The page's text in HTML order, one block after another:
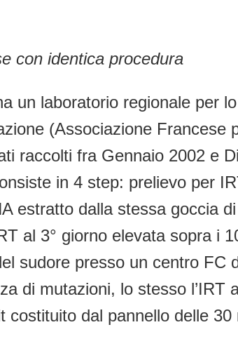
con identica procedura
un laboratorio regionale per
(Associazione Francese
raccolti fra Gennaio 2002 e
in 4 step: prelievo per
estratto dalla stessa goccia
al 3° giorno elevata sopra i
sudore presso un centro FC
di mutazioni, lo stesso l’IRT
dal pannello delle